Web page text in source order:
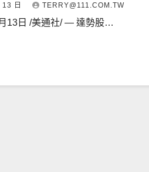
日 TERRY@111.COM.TW
13日 /美通社/ — 達勢股…